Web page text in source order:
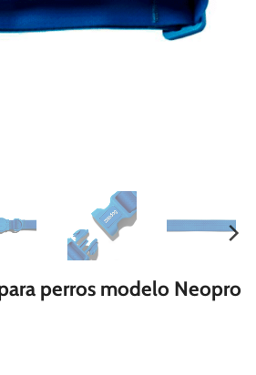
perros modelo Neopro